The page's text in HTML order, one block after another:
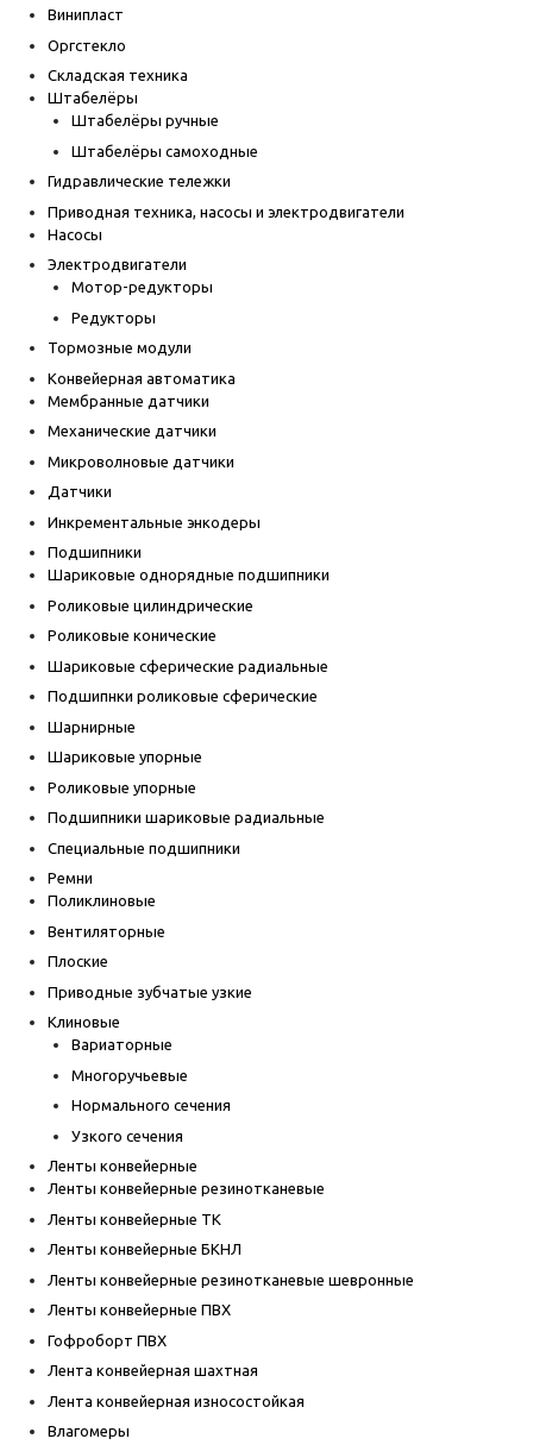
Винипласт
Оргстекло
Складская техника
Штабелёры
Штабелёры ручные
Штабелёры самоходные
Гидравлические тележки
Приводная техника, насосы и электродвигатели
Насосы
Электродвигатели
Мотор-редукторы
Редукторы
Тормозные модули
Конвейерная автоматика
Мембранные датчики
Механические датчики
Микроволновые датчики
Датчики
Инкрементальные энкодеры
Подшипники
Шариковые однорядные подшипники
Роликовые цилиндрические
Роликовые конические
Шариковые сферические радиальные
Подшипнки роликовые сферические
Шарнирные
Шариковые упорные
Роликовые упорные
Подшипники шариковые радиальные
Специальные подшипники
Ремни
Поликлиновые
Вентиляторные
Плоские
Приводные зубчатые узкие
Клиновые
Вариаторные
Многоручьевые
Нормального сечения
Узкого сечения
Ленты конвейерные
Ленты конвейерные резинотканевые
Ленты конвейерные ТК
Ленты конвейерные БКНЛ
Ленты конвейерные резинотканевые шевронные
Ленты конвейерные ПВХ
Гофроборт ПВХ
Лента конвейерная шахтная
Лента конвейерная износостойкая
Влагомеры